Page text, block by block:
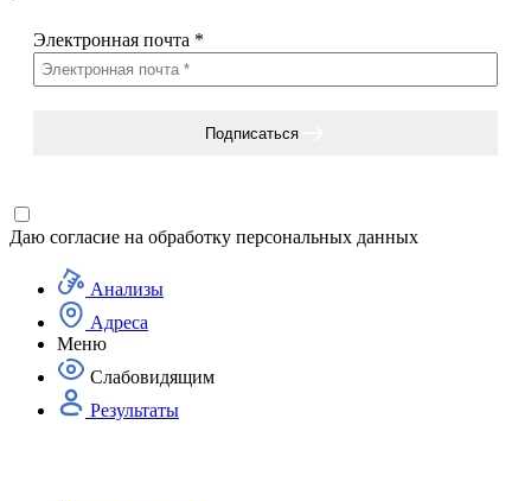
Электронная почта *
Подписаться
Даю согласие на обработку персональных данных
Анализы
Адреса
Меню
Слабовидящим
Результаты